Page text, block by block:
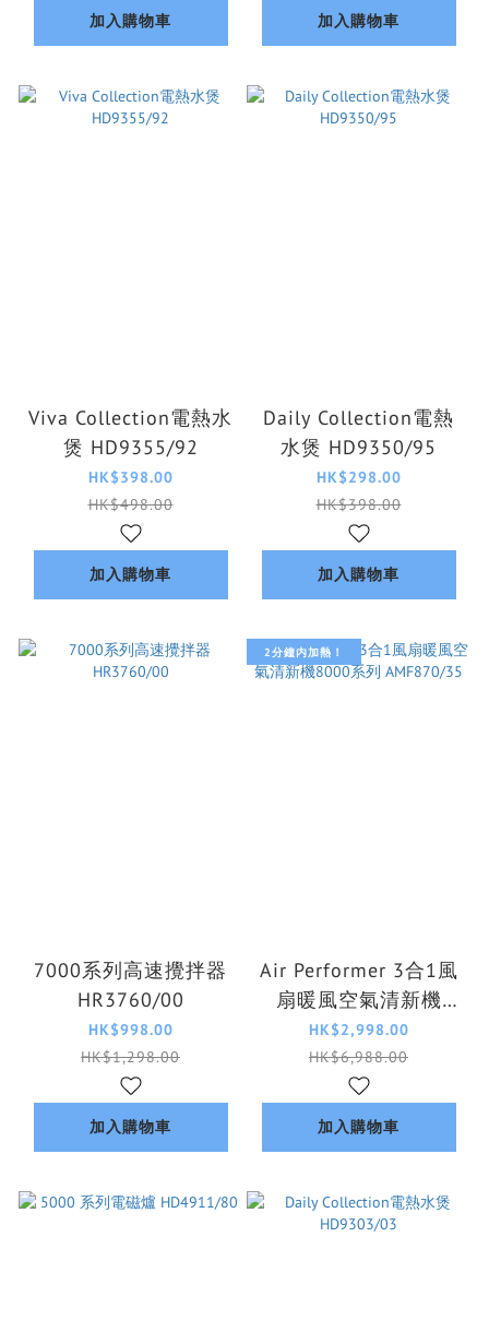
加入購物車 加入購物車
Viva Collection電熱水
煲 HD9355/92
HK$398.00
HK$498.00
加入購物車
Daily Collection電熱
水煲 HD9350/95
HK$298.00
HK$398.00
加入購物車
7000系列高速攪拌器
HR3760/00
HK$998.00
HK$1,298.00
加入購物車
2分鐘内加熱！
Air Performer 3合1風
扇暖風空氣清新機
8000系列 AMF870/35
HK$2,998.00
HK$6,988.00
加入購物車